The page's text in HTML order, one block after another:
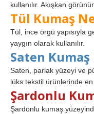
kullanılır. Akışkan
Tül Kumaş
Tül, ince örgü yapısıyla
yaygın olarak kullanılır.
Saten
Saten, parlak yüzeyi ve
lüks tekstil ürünlerinde
Şardonlu
Şardonlu kumaş